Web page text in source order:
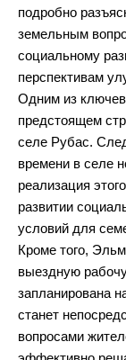
подробно
земельным
социальному
перспективам
Одним из
предстоящем
селе Рубас.
времени в селе
реализация
развитии
условий для
Кроме того,
выездную
запланирована
станет
вопросами